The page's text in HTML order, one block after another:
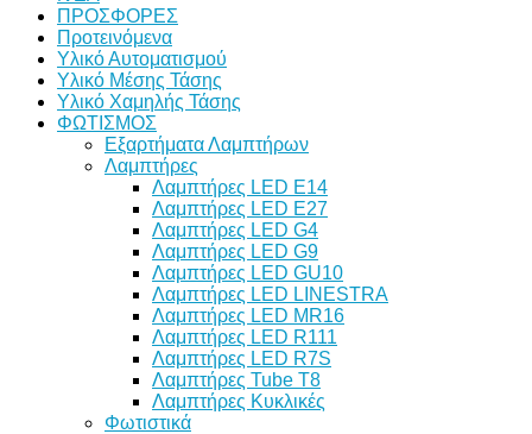
ΠΡΟΣΦΟΡΕΣ
Προτεινόμενα
Υλικό Αυτοματισμού
Υλικό Μέσης Τάσης
Υλικό Χαμηλής Τάσης
ΦΩΤΙΣΜΟΣ
Εξαρτήματα Λαμπτήρων
Λαμπτήρες
Λαμπτήρες LED E14
Λαμπτήρες LED E27
Λαμπτήρες LED G4
Λαμπτήρες LED G9
Λαμπτήρες LED GU10
Λαμπτήρες LED LINESTRA
Λαμπτήρες LED MR16
Λαμπτήρες LED R111
Λαμπτήρες LED R7S
Λαμπτήρες Tube T8
Λαμπτήρες Κυκλικές
Φωτιστικά